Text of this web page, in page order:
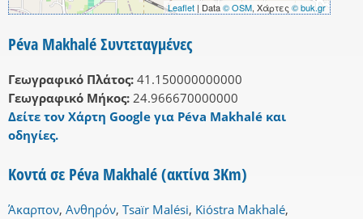
Leaflet | Data© OSM, Χάρτες © buk.gr
Péva Makhalé Συντεταγμένες
Γεωγραφικό Πλάτος: 41.150000000000
Γεωγραφικό Μήκος: 24.966670000000
Δείτε τον Χάρτη Google για Péva Makhalé και
οδηγίες.
Κοντά σε Péva Makhalé (ακτίνα 3Km)
Άκαρπον, Ανθηρόν, Tsaïr Malési, Kióstra Makhalé,